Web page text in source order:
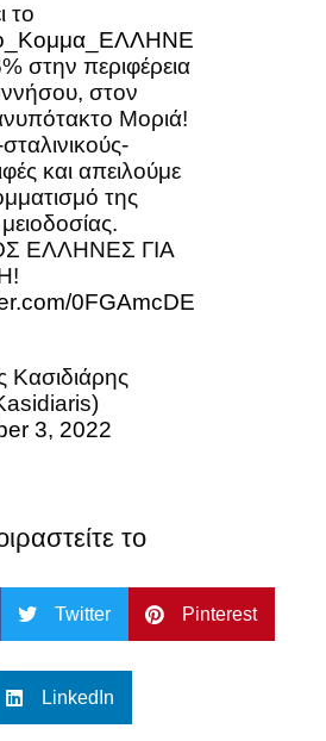
το
στην περιφέρεια
στον
Μοριά!
και απειλούμε
της
ΕΛΛΗΝΕΣ ΓΙΑ
0FGAmcDE
Κασιδιάρης
3, 2022
το
Twitter Pinterest
LinkedIn